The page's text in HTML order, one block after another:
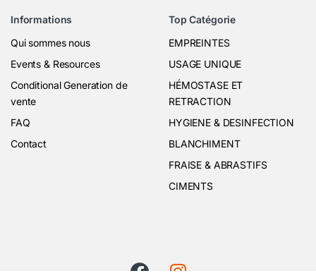
Informations
Qui sommes nous
Events & Resources
Conditional Generation de
vente
FAQ
Contact
Top Catégorie
EMPREINTES
USAGE UNIQUE
HÉMOSTASE ET
RETRACTION
HYGIENE & DESINFECTION
BLANCHIMENT
FRAISE & ABRASTIFS
CIMENTS